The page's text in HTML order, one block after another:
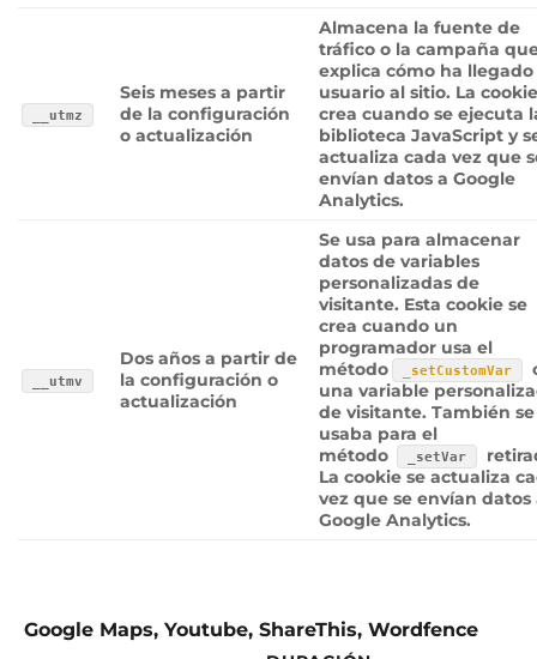
__utmz
Seis meses a partir
de la configuración
o actualización
Almacena la fuente de
tráfico o la campaña
explica cómo ha llegado
usuario al sitio. La
crea cuando se ejecuta
biblioteca JavaScript y
actualiza cada vez que
envían datos a Google
Analytics.
__utmv
Dos años a partir de
la configuración o
actualización
Se usa para almacenar
datos de variables
personalizadas de
visitante. Esta cookie se
crea cuando un
programador usa el
método
_setCustomVar
una variable
de visitante. También se
usaba para el
método
_setVar
La cookie se actualiza
vez que se envían datos
Google Analytics.
Google Maps, Youtube, ShareThis, Wordfence